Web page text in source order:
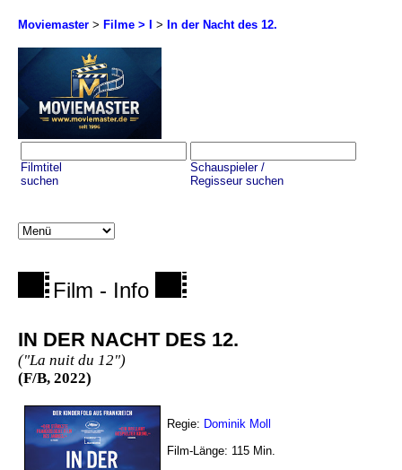
Moviemaster > Filme > I > In der Nacht des 12.
Filmtitel
suchen
Schauspieler /
Regisseur suchen
Film - Info
IN DER NACHT DES 12.
("La nuit du 12")
(F/B, 2022)
Regie: Dominik Moll
Film-Länge: 115 Min.